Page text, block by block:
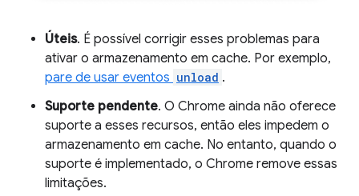
Úteis. É possível corrigir esses problemas para
ativar o armazenamento em cache. Por exemplo,
pare de usar eventos unload .
Suporte pendente. O Chrome ainda não oferece
suporte a esses recursos, então eles impedem o
armazenamento em cache. No entanto, quando o
suporte é implementado, o Chrome remove essas
limitações.